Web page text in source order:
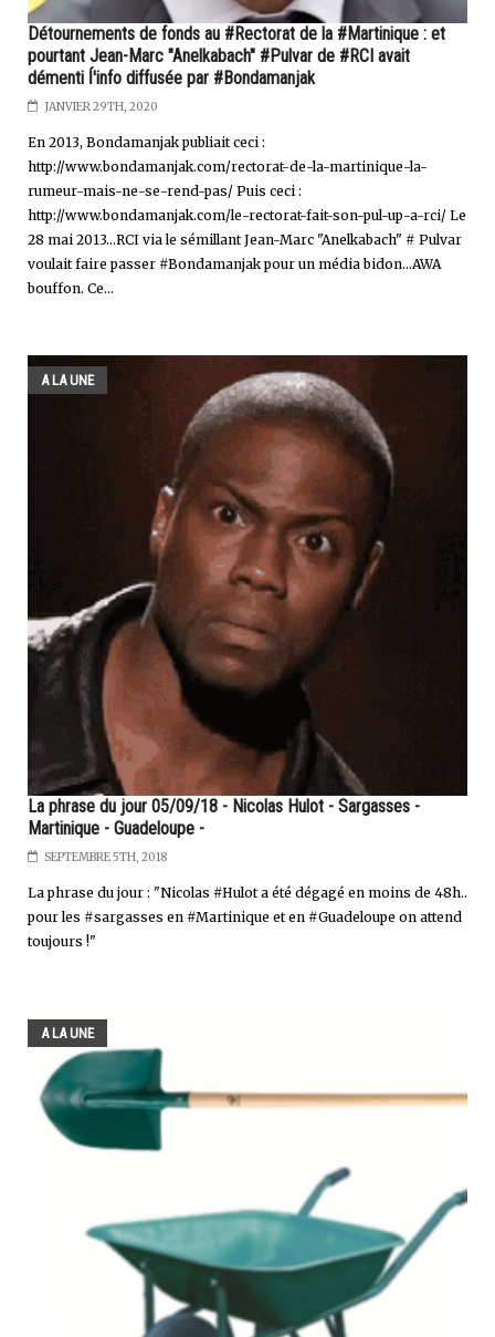
Détournements de fonds au #Rectorat de la #Martinique : et
pourtant Jean-Marc "Anelkabach" #Pulvar de #RCI avait
démenti ĺ'info diffusée par #Bondamanjak
JANVIER 29TH, 2020
En 2013, Bondamanjak publiait ceci :
http://www.bondamanjak.com/rectorat-de-la-martinique-la-
rumeur-mais-ne-se-rend-pas/ Puis ceci :
http://www.bondamanjak.com/le-rectorat-fait-son-pul-up-a-rci/ Le
28 mai 2013…RCI via le sémillant Jean-Marc "Anelkabach" # Pulvar
voulait faire passer #Bondamanjak pour un média bidon…AWA
bouffon. Ce...
A LA UNE
La phrase du jour 05/09/18 - Nicolas Hulot - Sargasses -
Martinique - Guadeloupe -
SEPTEMBRE 5TH, 2018
La phrase du jour : "Nicolas #Hulot a été dégagé en moins de 48h..
pour les #sargasses en #Martinique et en #Guadeloupe on attend
toujours !"
A LA UNE